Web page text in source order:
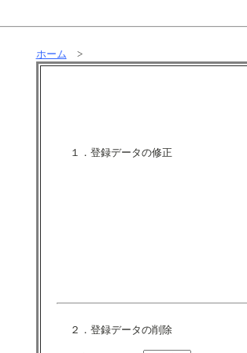
ホーム >
１．登録データの修正
２．登録データの削除